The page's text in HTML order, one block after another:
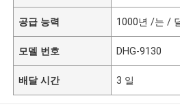
공급 능력 1000년 /는 /
모델 번호 DHG-9130
배달 시간 3 일